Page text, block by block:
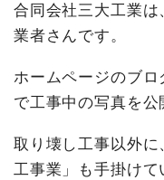
合同会社三大工業
業者さんです。
ホームページのブ
で工事中の写真を公
取り壊し工事以外
工事業」も手掛けて